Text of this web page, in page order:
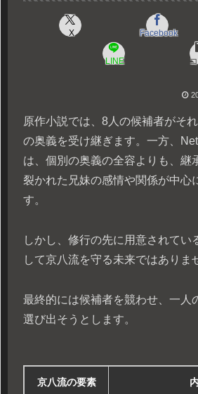
X Facebook
LINE
原作小説では、8人の候補者がそ
の奥義を受け継ぎます。一方、
は、個別の奥義の全容よりも、継
裂かれた兄妹の感情や関係が中心
す。
しかし、修行の先に用意されてい
して京八流を守る未来ではありま
最終的には候補者を競わせ、一人
選び出そうとします。
京八流の要素